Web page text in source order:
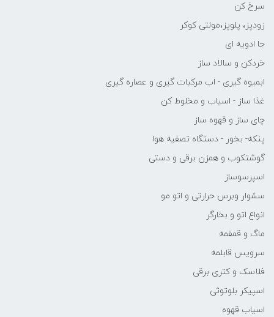
سرخ کن
زودپز، پلوپز،مولتی کوکر
جا ادویه ای
خردکن و سالاد ساز
ابمیوه گیری - اب مرکبات گیری و عصاره گیری
غذا ساز - اسیاب و مخلوط کن
چای ساز و قهوه ساز
پنکه- بخور - دستگاه تصفیه هوا
گوشتکوب و همزن برقی و دستی
اسپرسوساز
سشوار وبرس حرارتی و اتو مو
انواع اتو و بخارگر
ماگ و قمقمه
سرویس قابلمه
فلاسک و کتری برقی
اسپیکر بلوتوثی
اسیاب قهوه